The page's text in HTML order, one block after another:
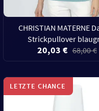
CHRISTIAN MATERNE
Strickpullover
20,03 € 68,00 €
LETZTE CHANCE